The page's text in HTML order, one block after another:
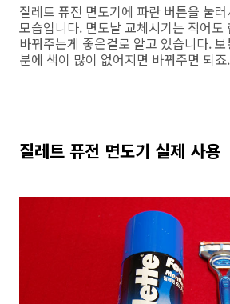
질레트 퓨전 면도기에 파란 버튼을 눌
모습입니다. 면도날 교체시기는 적어도
바꿔주는게 좋은걸로 알고 있습니다.
분에 색이 많이 없어지면 바꿔주면 되죠.
질레트 퓨전 면도기 실제 사용